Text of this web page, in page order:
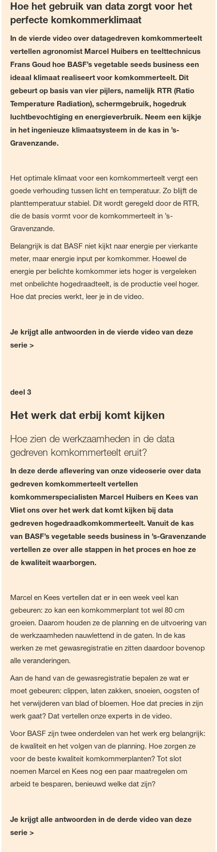
Hoe het gebruik van data zorgt voor het
perfecte komkommerklimaat
In de vierde video over datagedreven komkommerteelt
vertellen agronomist Marcel Huibers en teelttechnicus
Frans Goud hoe BASF’s vegetable seeds business een
ideaal klimaat realiseert voor komkommerteelt. Dit
gebeurt op basis van vier pijlers, namelijk RTR (Ratio
Temperature Radiation), schermgebruik, hogedruk
luchtbevochtiging en energieverbruik. Neem een kijkje
in het ingenieuze klimaatsysteem in de kas in ’s-
Gravenzande.
Het optimale klimaat voor een komkommerteelt vergt een
goede verhouding tussen licht en temperatuur. Zo blijft de
planttemperatuur stabiel. Dit wordt geregeld door de RTR,
die de basis vormt voor de komkommerteelt in ’s-
Gravenzande.
Belangrijk is dat BASF niet kijkt naar energie per vierkante
meter, maar energie input per komkommer. Hoewel de
energie per belichte komkommer iets hoger is vergeleken
met onbelichte hogedraadteelt, is de productie veel hoger.
Hoe dat precies werkt, leer je in de video.
Je krijgt alle antwoorden in de vierde video van deze
serie >
deel 3
Het werk dat erbij komt kijken
Hoe zien de werkzaamheden in de data
gedreven komkommerteelt eruit?
In deze derde aflevering van onze videoserie over data
gedreven komkommerteelt vertellen
komkommerspecialisten Marcel Huibers en Kees van
Vliet ons over het werk dat komt kijken bij data
gedreven hogedraadkomkommerteelt. Vanuit de kas
van BASF’s vegetable seeds business in ’s-Gravenzande
vertellen ze over alle stappen in het proces en hoe ze
de kwaliteit waarborgen.
Marcel en Kees vertellen dat er in een week veel kan
gebeuren: zo kan een komkommerplant tot wel 80 cm
groeien. Daarom houden ze de planning en de uitvoering van
de werkzaamheden nauwlettend in de gaten. In de kas
werken ze met gewasregistratie en zitten daardoor bovenop
alle veranderingen.
Aan de hand van de gewasregistratie bepalen ze wat er
moet gebeuren: clippen, laten zakken, snoeien, oogsten of
het verwijderen van blad of bloemen. Hoe dat precies in zijn
werk gaat? Dat vertellen onze experts in de video.
Voor BASF zijn twee onderdelen van het werk erg belangrijk:
de kwaliteit en het volgen van de planning. Hoe zorgen ze
voor de beste kwaliteit komkommerplanten? Tot slot
noemen Marcel en Kees nog een paar maatregelen om
arbeid te besparen, benieuwd welke dat zijn?
Je krijgt alle antwoorden in de derde video van deze
serie >